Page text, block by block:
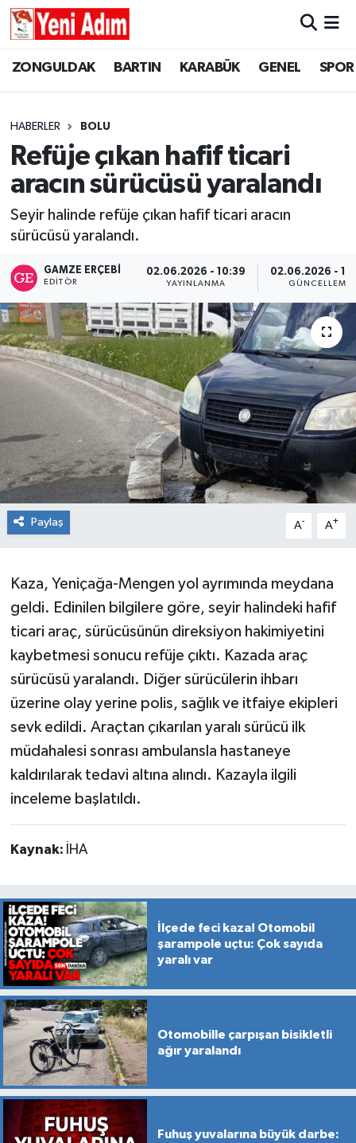
ZONGULDAK BARTIN KARABÜK GENEL SPOR
HABERLER BOLU
Refüje çıkan hafif ticari
aracın sürücüsü yaralandı
Seyir halinde refüje çıkan hafif ticari aracın
sürücüsü yaralandı.
GAMZE ERÇEBI
EDITÖR
02.06.2026 - 10:39
YAYINLANMA
02.06.2026 -
GÜNCELLEME
Paylaş A- A+
Kaza, Yeniçağa-Mengen yol ayrımında meydana
geldi. Edinilen bilgilere göre, seyir halindeki hafif
ticari araç, sürücüsünün direksiyon hakimiyetini
kaybetmesi sonucu refüje çıktı. Kazada araç
sürücüsü yaralandı. Diğer sürücülerin ihbarı
üzerine olay yerine polis, sağlık ve itfaiye ekipleri
sevk edildi. Araçtan çıkarılan yaralı sürücü ilk
müdahalesi sonrası ambulansla hastaneye
kaldırılarak tedavi altına alındı. Kazayla ilgili
inceleme başlatıldı.
Kaynak: İHA
İlçede feci kaza! Otomobil
şarampole uçtu: Çok sayıda
yaralı var
Otomobille çarpışan bisikletli
ağır yaralandı
Fuhuş yuvalarına büyük darbe:
ZONGULDAK
ASAYİŞ
GÜNCEL
SİYASET
RESMİ İLAN
ZONGULDAK
KARABÜK
GENEL
SPOR
SİYASET
SAĞLIK
GÜNCEL
RESMİ İLAN
Zonguldak Hava Durumu
Süper Lig Puan Durumu ve Fikstür
Tüm Manşetler
Son Dakika Haberleri
Haber Arşivi